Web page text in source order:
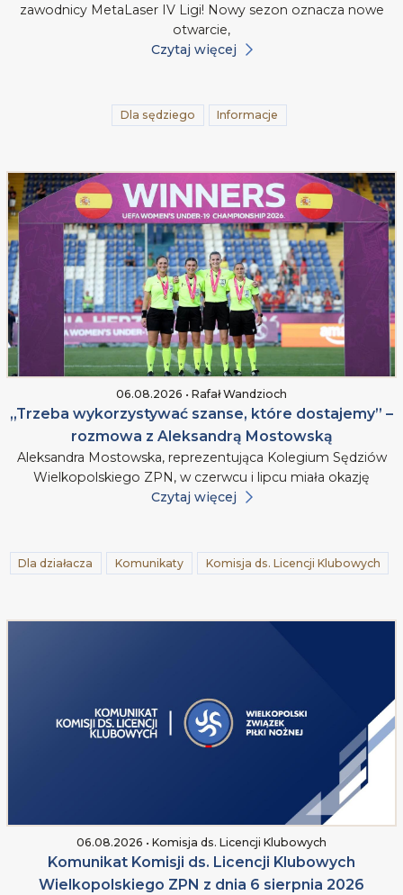
zawodnicy MetaLaser IV Ligi! Nowy sezon oznacza nowe
otwarcie,
Czytaj więcej
Dla sędziego Informacje
06.08.2026 • Rafał Wandzioch
„Trzeba wykorzystywać szanse, które dostajemy” –
rozmowa z Aleksandrą Mostowską
Aleksandra Mostowska, reprezentująca Kolegium Sędziów
Wielkopolskiego ZPN, w czerwcu i lipcu miała okazję
Czytaj więcej
Dla działacza Komunikaty Komisja ds. Licencji Klubowych
06.08.2026 • Komisja ds. Licencji Klubowych
Komunikat Komisji ds. Licencji Klubowych
Wielkopolskiego ZPN z dnia 6 sierpnia 2026